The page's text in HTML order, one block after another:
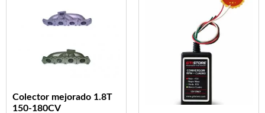
Colector mejorado 1.8T
150-180CV